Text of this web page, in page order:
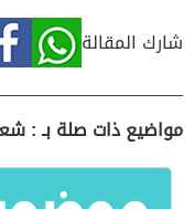
شارك المقالة
مواضيع ذات صلة بـ :